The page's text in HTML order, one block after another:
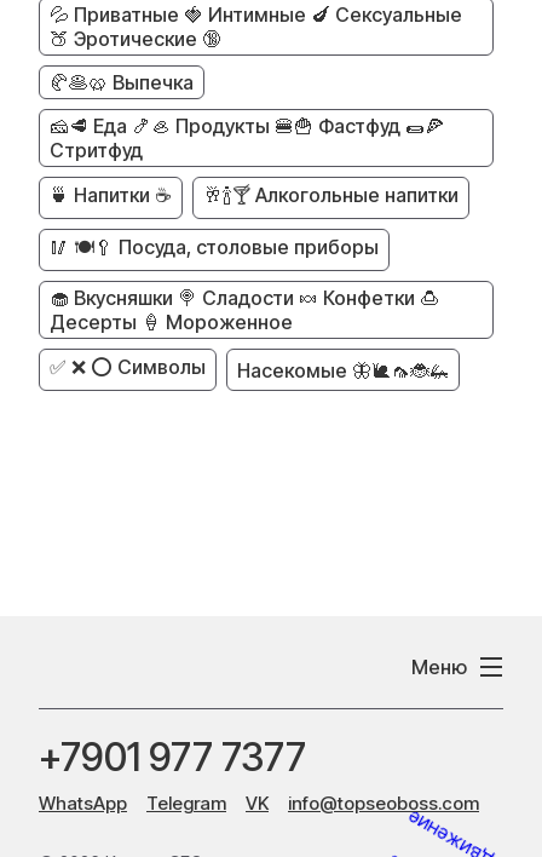
💦 Приватные 🍓 Интимные 🍆 Сексуальные
🍑 Эротические 🔞
🥐🥞🥨 Выпечка
🧀🥩 Еда 🍤🦪 Продукты 🍔🍟 Фастфуд 🌯🍕
Стритфуд
🍵 Напитки ☕
🥂🍾🍸 Алкогольные напитки
🥢 🍽️🥄 Посуда, столовые приборы
🧁 Вкусняшки 🍭 Сладости 🍬 Конфетки 🍮
Десерты 🍦 Мороженное
✅ ❌ ⭕ Символы
Насекомые 🦋🐌🦟🐞🦗
Меню
+7901 977 7377
info@topseoboss.com
VK
Telegram
WhatsApp